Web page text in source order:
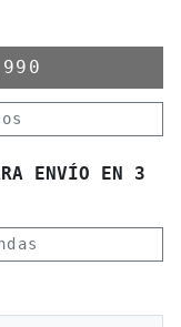
ENVÍO EN 3